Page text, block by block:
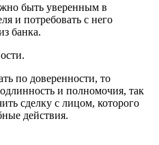
быть уверенным в
и потребовать с него
банка.
по доверенности, то
и полномочия, так
сделку с лицом, которого
действия.